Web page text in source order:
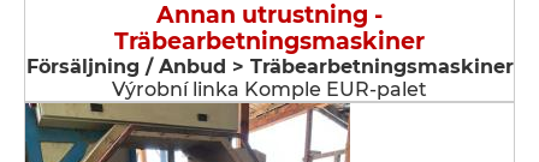
Annan utrustning -
Träbearbetningsmaskiner
Försäljning / Anbud > Träbearbetningsmaskiner
Výrobní linka Komple EUR-palet